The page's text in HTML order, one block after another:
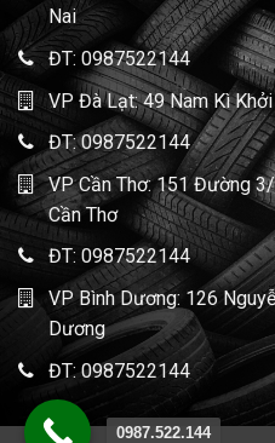
Nai
ĐT: 0987522144
VP Đà Lạt: 49 Nam Kì
ĐT:0987522144
VP Cần Thơ: 151 Đường
Cần Thơ
ĐT: 0987522144
VP Bình Dương: 126
Dương
ĐT: 0987522144
0987.522.144